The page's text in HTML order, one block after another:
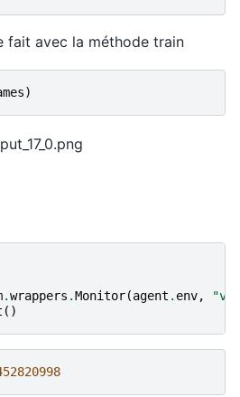
fait avec la méthode train
)
.wrappers .Monitor(agent . env,
()